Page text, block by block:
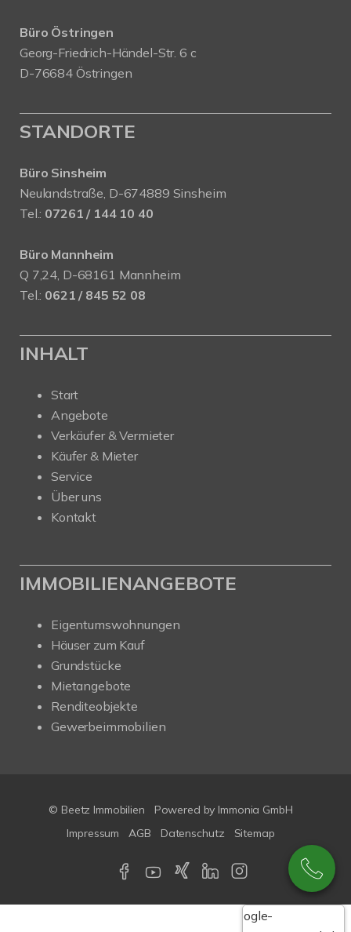
Büro Östringen
Georg-Friedrich-Händel-Str. 6 c
D-76684 Östringen
STANDORTE
Büro Sinsheim
Neulandstraße, D-674889 Sinsheim
Tel.: 07261 / 144 10 40
Büro Mannheim
Q 7,24, D-68161 Mannheim
Tel.: 0621 / 845 52 08
INHALT
Start
Angebote
Verkäufer & Vermieter
Käufer & Mieter
Service
Über uns
Kontakt
IMMOBILIENANGEBOTE
Eigentumswohnungen
Häuser zum Kauf
Grundstücke
Mietangebote
Renditeobjekte
Gewerbeimmobilien
© Beetz Immobilien Powered by Immonia GmbH
Impressum
AGB Datenschutz Sitemap
Google-